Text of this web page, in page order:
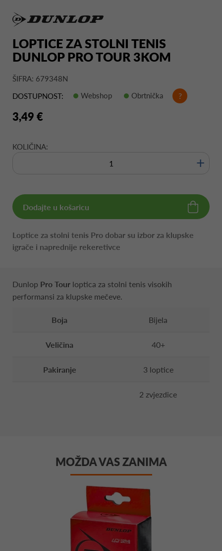
LOPTICE ZA STOLNI TENIS
DUNLOP PRO TOUR 3KOM
ŠIFRA: 679348N
DOSTUPNOST:
Webshop Obrtnička ?
3,49 €
KOLIČINA:
+
Dodajte u košaricu
Loptice za stolni tenis Pro dobar su izbor za klupske
igrače i naprednije rekeretivce
Dunlop Pro Tour loptica za stolni tenis visokih
performansi za klupske mečeve.
Boja Bijela
Veličina 40+
Pakiranje 3 loptice
2 zvjezdice
MOŽDA VAS ZANIMA